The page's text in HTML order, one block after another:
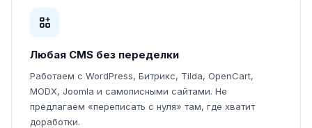
Любая CMS без переделки
Работаем с WordPress, Битрикс, Tilda, OpenCart,
MODX, Joomla и самописными сайтами. Не
предлагаем «переписать с нуля» там, где хватит
доработки.